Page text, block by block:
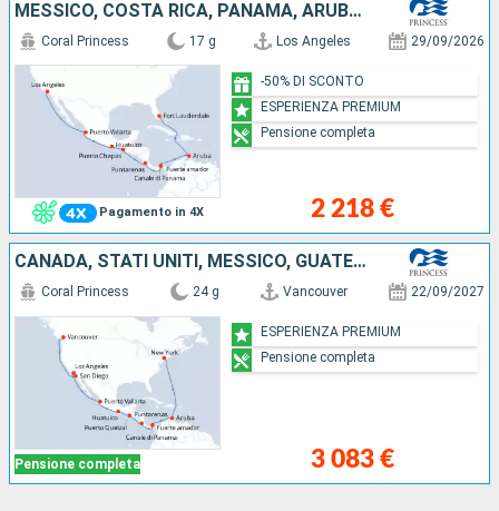
MESSICO, COSTA RICA, PANAMA, ARUBA, STATI UNITI
Pagamento in 4X
Coral Princess 17 g Los Angeles 29/09/2026
2 218 €
-50% DI SCONTO
ESPERIENZA PREMIUM
Pensione completa
CANADA, STATI UNITI, MESSICO, GUATEMALA, COSTA RICA, PANAMA, ARUBA
Pensione completa
Coral Princess 24 g Vancouver 22/09/2027
3 083 €
ESPERIENZA PREMIUM
Pensione completa